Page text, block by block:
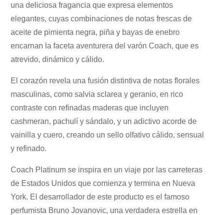
una deliciosa fragancia que expresa elementos
elegantes, cuyas combinaciones de notas frescas de
aceite de pimienta negra, piña y bayas de enebro
encarnan la faceta aventurera del varón Coach, que es
atrevido, dinámico y cálido.
El corazón revela una fusión distintiva de notas florales
masculinas, como salvia sclarea y geranio, en rico
contraste con refinadas maderas que incluyen
cashmeran, pachulí y sándalo, y un adictivo acorde de
vainilla y cuero, creando un sello olfativo cálido, sensual
y refinado.
Coach Platinum se inspira en un viaje por las carreteras
de Estados Unidos que comienza y termina en Nueva
York. El desarrollador de este producto es el famoso
perfumista Bruno Jovanovic, una verdadera estrella en